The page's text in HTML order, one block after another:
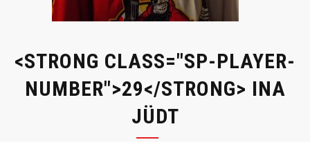
<STRONG CLASS="SP-PLAYER-
NUMBER">29</STRONG> INA
JÜDT